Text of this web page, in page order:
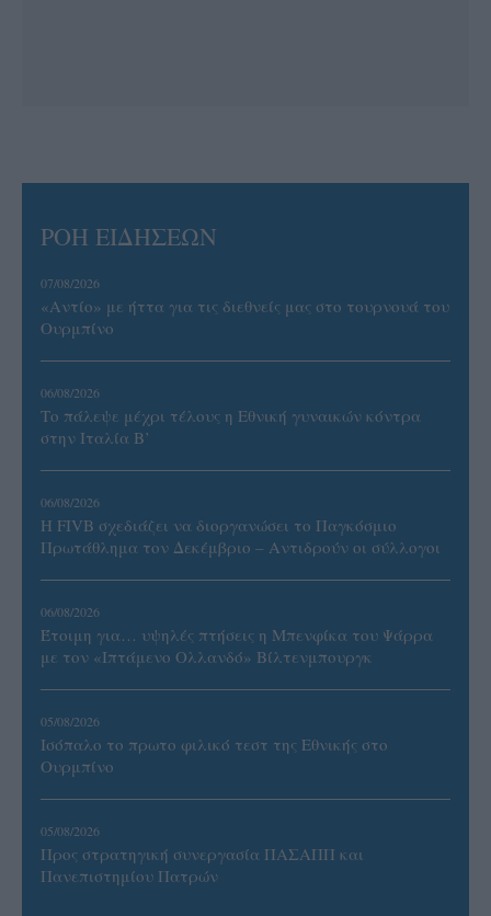
ΡΟΗ ΕΙΔΗΣΕΩΝ
07/08/2026
«Αντίο» με ήττα για τις διεθνείς μας στο τουρνουά του
Ουρμπίνο
06/08/2026
Το πάλεψε μέχρι τέλους η Εθνική γυναικών κόντρα
στην Ιταλία Β’
06/08/2026
Η FIVB σχεδιάζει να διοργανώσει το Παγκόσμιο
Πρωτάθλημα τον Δεκέμβριο – Αντιδρούν οι σύλλογοι
06/08/2026
Έτοιμη για… υψηλές πτήσεις η Μπενφίκα του Ψάρρα
με τον «Ιπτάμενο Ολλανδό» Βίλτενμπουργκ
05/08/2026
Ισόπαλο το πρωτο φιλικό τεστ της Εθνικής στο
Ουρμπίνο
05/08/2026
Προς στρατηγική συνεργασία ΠΑΣΑΠΠ και
Πανεπιστημίου Πατρών